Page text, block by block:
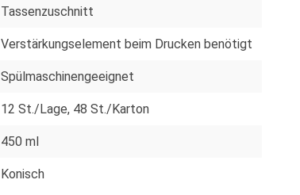
Tassenzuschnitt
Verstärkungselement beim Drucken benötigt
Spülmaschinengeeignet
12 St./Lage, 48 St./Karton
450 ml
Konisch